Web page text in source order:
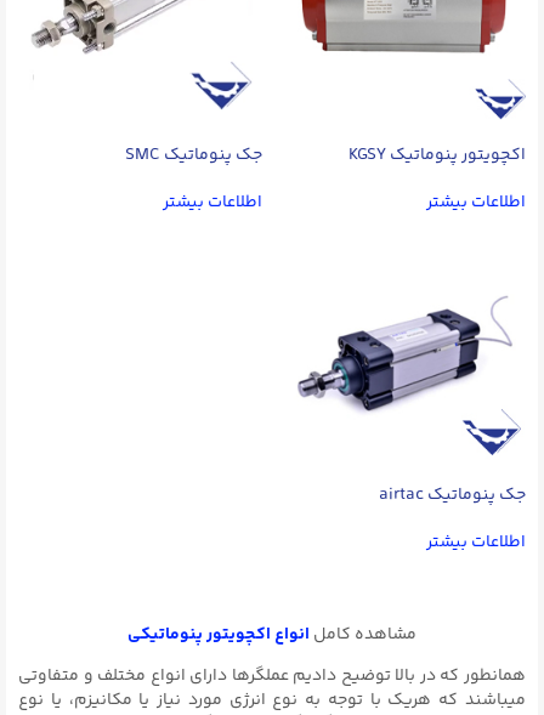
اکچویتور پنوماتیک KGSY
اطلاعات بیشتر
جک پنوماتیک SMC
اطلاعات بیشتر
جک پنوماتیک airtac
اطلاعات بیشتر
مشاهده کامل انواع اکچویتور پنوماتیکی
همانطور که در بالا توضیح دادیم عملگرها دارای انواع مختلف و متفاوتی
میباشند که هریک با توجه به نوع انرژی مورد نیاز یا مکانیزم، یا نوع